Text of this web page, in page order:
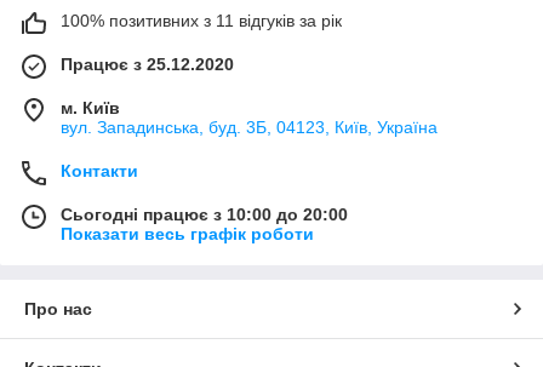
100% позитивних з 11 відгуків за рік
Працює з 25.12.2020
м. Київ
вул. Западинська, буд. 3Б, 04123, Київ, Україна
Контакти
Сьогодні працює з 10:00 до 20:00
Показати весь графік роботи
Про нас